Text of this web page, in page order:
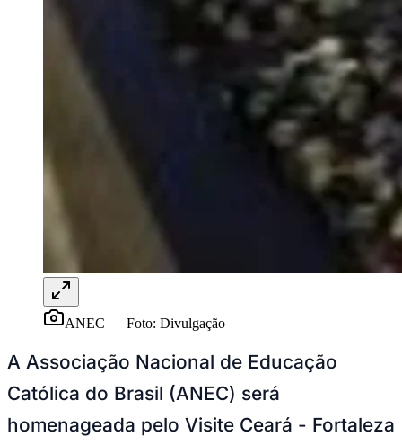
ItapeviCotia
Franco da
Embu das ArtesSão Roque
Selo Verificado
Portal Educacional
Agenda de Vestibulares
Vagas de Emprego
Panorama Econômico
Para Sua Empresa
ANEC — Foto: Divulgação
A Associação Nacional de Educação
Católica do Brasil (ANEC) será
homenageada pelo Visite Ceará - Fortaleza